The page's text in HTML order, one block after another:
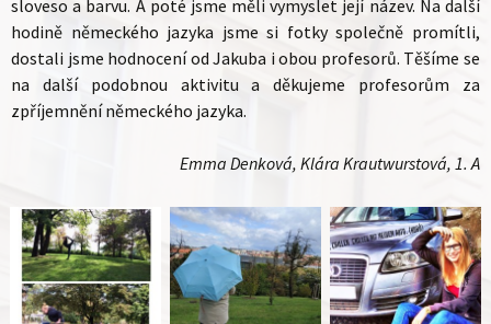
sloveso a barvu. A poté jsme měli vymyslet její název. Na další
hodině německého jazyka jsme si fotky společně promítli,
dostali jsme hodnocení od Jakuba i obou profesorů. Těšíme se
na další podobnou aktivitu a děkujeme profesorům za
zpříjemnění německého jazyka.
Emma Denková, Klára Krautwurstová, 1. A